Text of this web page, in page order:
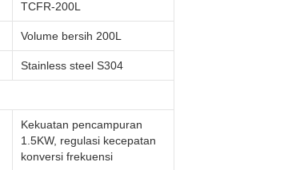
TCFR-200L
Volume bersih 200L
Stainless steel S304
Kekuatan pencampuran
1.5KW, regulasi kecepatan
konversi frekuensi